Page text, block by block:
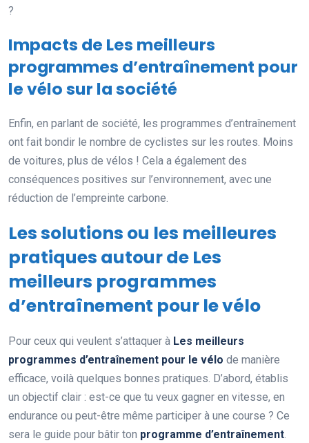
?
Impacts de Les meilleurs
programmes d’entraînement pour
le vélo sur la société
Enfin, en parlant de société, les programmes d’entraînement
ont fait bondir le nombre de cyclistes sur les routes. Moins
de voitures, plus de vélos ! Cela a également des
conséquences positives sur l’environnement, avec une
réduction de l’empreinte carbone.
Les solutions ou les meilleures
pratiques autour de Les
meilleurs programmes
d’entraînement pour le vélo
Pour ceux qui veulent s’attaquer à Les meilleurs
programmes d’entraînement pour le vélo de manière
efficace, voilà quelques bonnes pratiques. D’abord, établis
un objectif clair : est-ce que tu veux gagner en vitesse, en
endurance ou peut-être même participer à une course ? Ce
sera le guide pour bâtir ton programme d’entraînement.